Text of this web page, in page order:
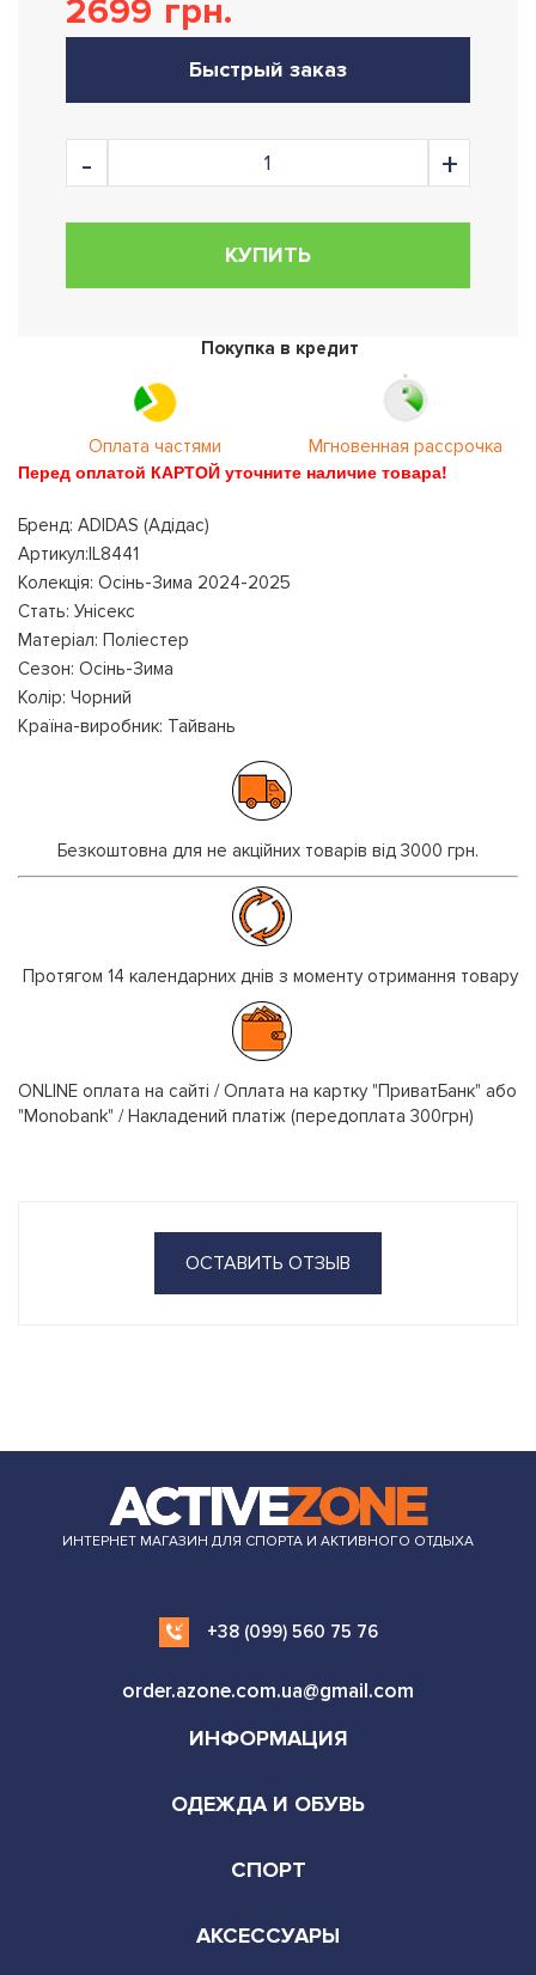
2699 грн.
Быстрый заказ
КУПИТЬ
Покупка в кредит
Оплата частями Мгновенная рассрочка
Перед оплатой КАРТОЙ уточните наличие товара!
Бренд: ADIDAS (Адідас)
Артикул:IL8441
Колекція: Осінь-Зима 2024-2025
Стать: Унісекс
Матеріал: Поліестер
Сезон: Осінь-Зима
Колір: Чорний
Країна-виробник: Тайвань
Безкоштовна для не акційних товарів від 3000 грн.
Протягом 14 календарних днів з моменту отримання товару
ONLINE оплата на сайті / Оплата на картку "ПриватБанк" або
"Monobank" / Накладений платіж (передоплата 300грн)
ОСТАВИТЬ ОТЗЫВ
ИНТЕРНЕТ МАГАЗИН ДЛЯ СПОРТА И АКТИВНОГО ОТДЫХА
+38 (099) 560 75 76
order.azone.com.ua@gmail.com
ИНФОРМАЦИЯ
ОДЕЖДА И ОБУВЬ
СПОРТ
АКСЕССУАРЫ